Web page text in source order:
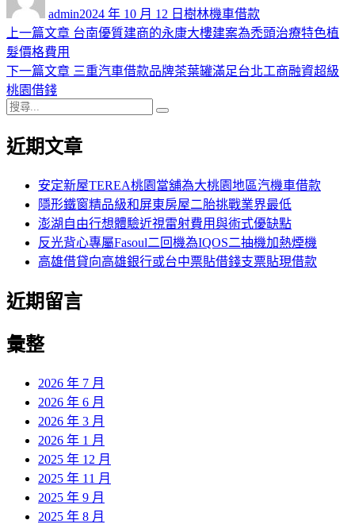
admin佈
日
2024 年 10 月 12 日 類
樹林機車借款
文
章
導
覽
上一篇文章 上
篇
台南優質建商的永康大樓建案為禿頭治療特色植
髮價格費用
下一篇文章 下
章:
三重汽車借款品牌茶葉罐滿足台北工商融資超級
桃園借錢
搜
關
近期文章
安定新屋TEREA桃園當舖為大桃園地區汽機車借款
隱形鐵窗精品級和屏東房屋二胎挑戰業界最低
澎湖自由行想體驗近視雷射費用與術式優缺點
反光背心專屬Fasoul二回機為IQOS二抽機加熱煙機
高雄借貸向高雄銀行或台中票貼借錢支票貼現借款
近期留言
彙整
2026 年 7 月
2026 年 6 月
2026 年 3 月
2026 年 1 月
2025 年 12 月
2025 年 11 月
2025 年 9 月
2025 年 8 月